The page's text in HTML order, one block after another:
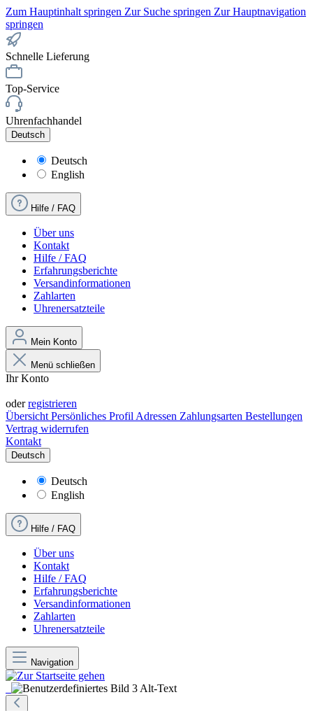
Zum Hauptinhalt springen Zur Suche springen Zur Hauptnavigation
springen
Schnelle Lieferung
Top-Service
Uhrenfachhandel
Deutsch
Deutsch
English
Hilfe / FAQ
Über uns
Kontakt
Hilfe / FAQ
Erfahrungsberichte
Versandinformationen
Zahlarten
Uhrenersatzteile
Mein Konto
Menü schließen
Ihr Konto
oderregistrieren
Übersicht Persönliches Profil Adressen Zahlungsarten Bestellungen
Vertrag widerrufen
Kontakt
Deutsch
Deutsch
English
Hilfe / FAQ
Über uns
Kontakt
Hilfe / FAQ
Erfahrungsberichte
Versandinformationen
Zahlarten
Uhrenersatzteile
Navigation